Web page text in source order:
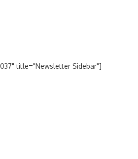
title="Newsletter Sidebar"]